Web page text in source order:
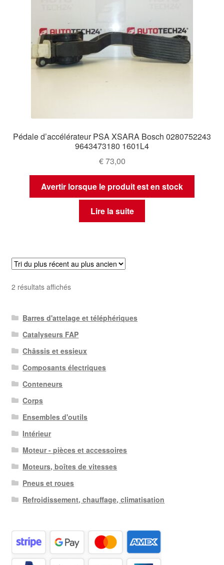
Pédale d’accélérateur PSA XSARA Bosch 0280752243
9643473180 1601L4
€73,00
Avertir lorsque le produit est en stock
Lire la suite
2 résultats affichésTrié
récent
au
plus
ancien
Barres d'attelage et téléphériques
Catalyseurs FAP
Châssis et essieux
Composants électriques
Conteneurs
Corps
Ensembles d'outils
Intérieur
Moteur - pièces et accessoires
Moteurs, boîtes de vitesses
Pneus et roues
Refroidissement, chauffage, climatisation